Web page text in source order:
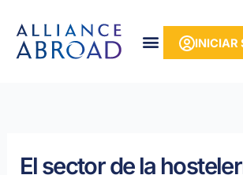
contenido
INICIAR
El sector de la